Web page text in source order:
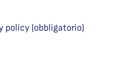
policy (obbligatorio)